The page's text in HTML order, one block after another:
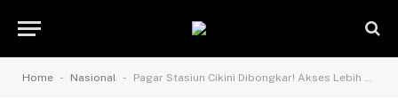
Home - Nasional - Pagar Stasiun Cikini Dibongkar! Akses Lebih Mudah, Gak Pake Muter!